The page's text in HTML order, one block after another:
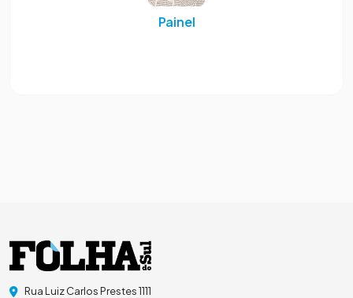
Painel
Rua Luiz Carlos Prestes 1111